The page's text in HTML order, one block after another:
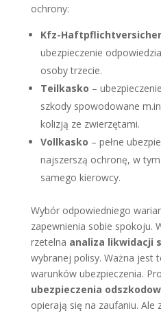
ochrony:
Kfz-
ubezpieczenie
osoby trzecie.
Teilkasko –
szkody spowodowane
kolizją ze zwierzętami.
Vollkasko – pełne
najszerszą ochronę, w
samego kierowcy.
Wybór odpowiedniego
zapewnienia sobie spokoju.
rzetelna analiza likwidacji
wybranej polisy. Ważna jest
warunków ubezpieczenia.
ubezpieczenia
opierają się na zaufaniu. Ale